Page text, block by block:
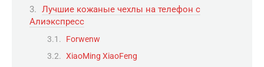
Лучшие кожаные чехлы на телефон с
Алиэкспресс
Forwenw
XiaoMing XiaoFeng